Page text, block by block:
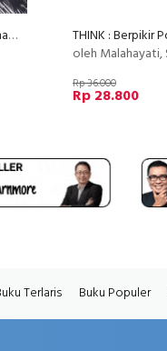
Stand Out: Bagaimana Menemukan Ide Pendobrak dan Membentuk TIM yang Mewujudkan Ide itu?
oleh Malahayati,
Rp 36.000
Rp 28.800
Terlaris Buku Populer